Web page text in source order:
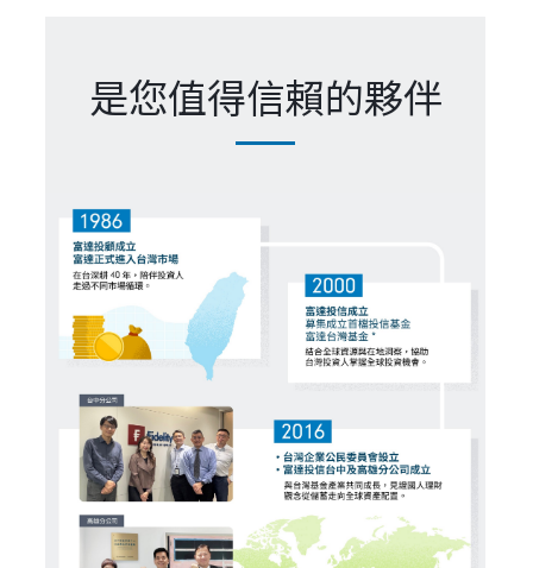
是您值得信賴的夥伴